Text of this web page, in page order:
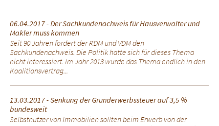
06.04.2017 - Der Sachkundenachweis für Hausverwalter und
Makler muss kommen
Seit 90 Jahren fordert der RDM und VDM den
Sachkundenachweis. Die Politik hatte sich für dieses Thema
nicht interessiert. Im Jahr 2013 wurde das Thema endlich in den
Koalitionsvertrag...
13.03.2017 - Senkung der Grunderwerbssteuer auf 3,5 %
bundesweit
Selbstnutzer von Immobilien sollten beim Erwerb von der